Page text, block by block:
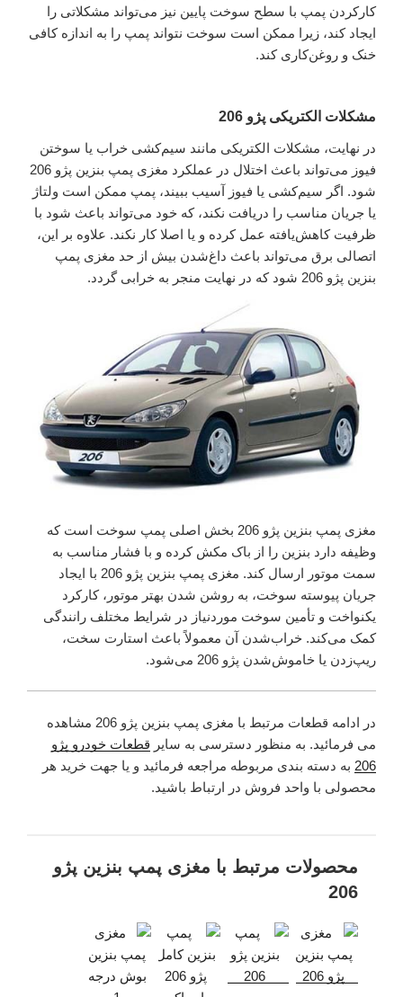
کارکردن پمپ با سطح سوخت پایین نیز می‌تواند مشکلاتی را
ایجاد کند، زیرا ممکن است سوخت نتواند پمپ را به اندازه کافی
خنک و روغن‌کاری کند.
مشکلات الکتریکی پژو 206
در نهایت، مشکلات الکتریکی مانند سیم‌کشی خراب یا سوختن
فیوز می‌تواند باعث اختلال در عملکرد مغزی پمپ بنزین پژو 206
شود. اگر سیم‌کشی یا فیوز آسیب ببیند، پمپ ممکن است ولتاژ
یا جریان مناسب را دریافت نکند، که خود می‌تواند باعث شود با
ظرفیت کاهش‌یافته عمل کرده و یا اصلا کار نکند. علاوه بر این،
اتصالی برق می‌تواند باعث داغ‌شدن بیش از حد مغزی پمپ
بنزین پژو 206 شود که در نهایت منجر به خرابی گردد.
مغزی پمپ بنزین پژو 206 بخش اصلی پمپ سوخت است که
وظیفه دارد بنزین را از باک مکش کرده و با فشار مناسب به
سمت موتور ارسال کند. مغزی پمپ بنزین پژو 206 با ایجاد
جریان پیوسته سوخت، به روشن شدن بهتر موتور، کارکرد
یکنواخت و تأمین سوخت موردنیاز در شرایط مختلف رانندگی
کمک می‌کند. خراب‌شدن آن معمولاً باعث استارت سخت،
ریپ‌زدن یا خاموش‌شدن پژو 206 می‌شود.
در ادامه قطعات مرتبط با مغزی پمپ بنزین پژو 206 مشاهده
می فرمائید. به منظور دسترسی به سایر قطعات خودرو پژو
206 به دسته بندی مربوطه مراجعه فرمائید و یا جهت خرید هر
محصولی با واحد فروش در ارتباط باشید.
محصولات مرتبط با مغزی پمپ بنزین پژو
206